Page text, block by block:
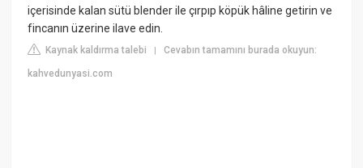
içerisinde kalan sütü blender ile çırpıp köpük hâline getirin ve
fincanın üzerine ilave edin.
Kaynak kaldırma talebi |Cevabın tamamını burada okuyun:
kahvedunyasi.com